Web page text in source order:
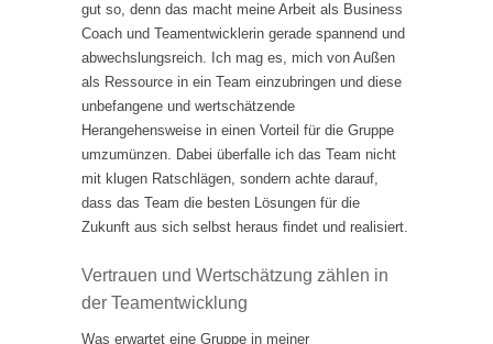
gut so, denn das macht meine Arbeit als Business
Coach und Teamentwicklerin gerade spannend und
abwechslungsreich. Ich mag es, mich von Außen
als Ressource in ein Team einzubringen und diese
unbefangene und wertschätzende
Herangehensweise in einen Vorteil für die Gruppe
umzumünzen. Dabei überfalle ich das Team nicht
mit klugen Ratschlägen, sondern achte darauf,
dass das Team die besten Lösungen für die
Zukunft aus sich selbst heraus findet und realisiert.
Vertrauen und Wertschätzung zählen in
der Teamentwicklung
Was erwartet eine Gruppe in meiner